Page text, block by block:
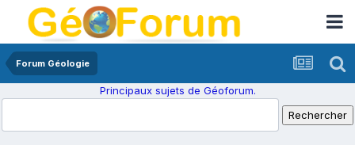
Forum Géologie
Principaux sujets de Géoforum.